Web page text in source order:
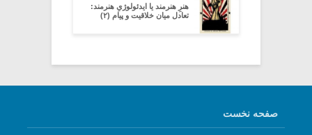
هنرِ هنرمند یا ایدئولوژیِ هنرمند:
تعادل میان خلاقیت و پیام (۲)
صفحه نخست